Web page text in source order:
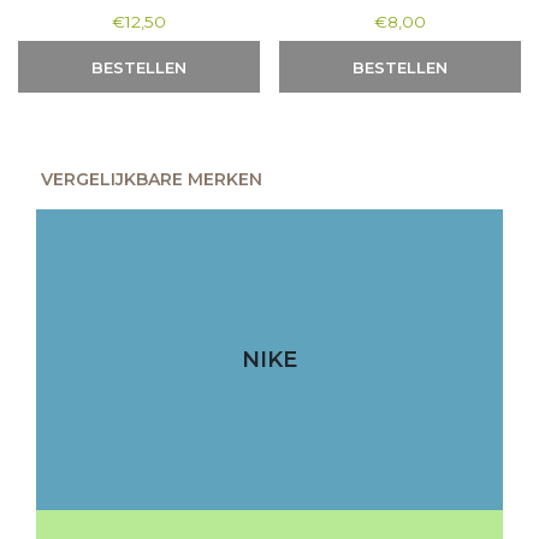
€12,50
BESTELLEN
€8,00
BESTELLEN
VERGELIJKBARE MERKEN
NIKE